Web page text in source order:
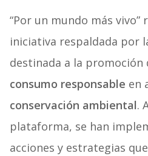
“Por un mundo más vivo”
iniciativa respaldada por
destinada a la promoción
consumo responsable en
conservación ambiental.
plataforma, se han
acciones y estrategias